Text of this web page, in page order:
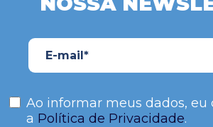
Ao informar meus dados, eu
a Política de Privacidade.